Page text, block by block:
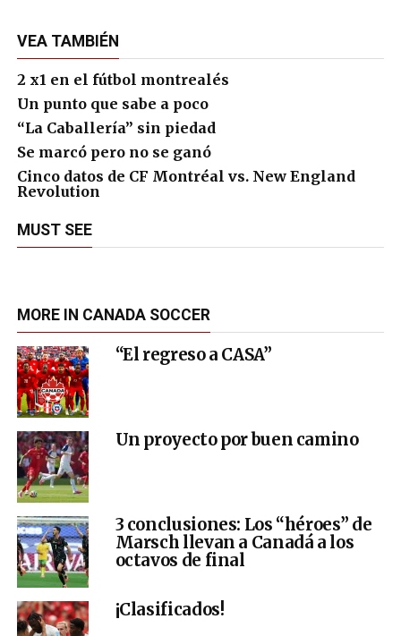
VEA TAMBIÉN
2 x1 en el fútbol montrealés
Un punto que sabe a poco
“La Caballería” sin piedad
Se marcó pero no se ganó
Cinco datos de CF Montréal vs. New England
Revolution
MUST SEE
MORE IN CANADA SOCCER
“El regreso a CASA”
Un proyecto por buen camino
3 conclusiones: Los “héroes” de
Marsch llevan a Canadá a los
octavos de final
¡Clasificados!